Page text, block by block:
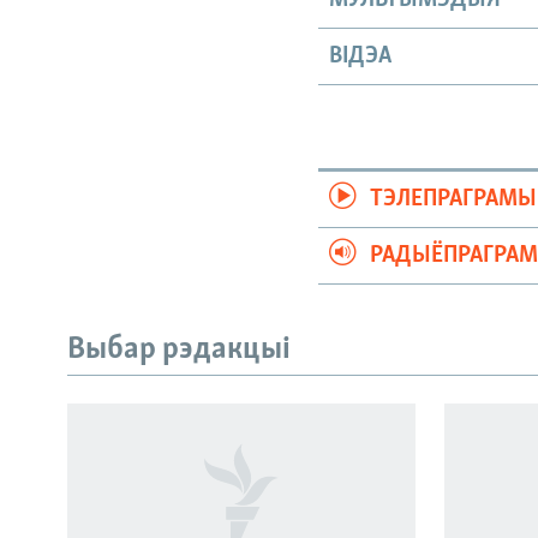
ВІДЭА
ТЭЛЕПРАГРАМЫ
Выбар рэдакцыі